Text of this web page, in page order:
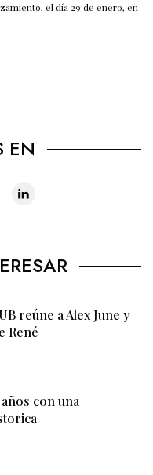
el día 29 de enero, en
EN
reúne a Alex June y
René
con una